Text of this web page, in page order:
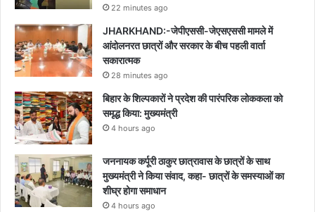
22 minutes ago
JHARKHAND:-जेपीएससी-जेएसएससी मामले में
आंदोलनरत छात्रों और सरकार के बीच पहली वार्ता
सकारात्मक
28 minutes ago
बिहार के शिल्पकारों ने प्रदेश की पारंपरिक लोककला को
समृद्ध किया: मुख्यमंत्री
4 hours ago
जननायक कर्पूरी ठाकुर छात्रावास के छात्रों के साथ
मुख्यमंत्री ने किया संवाद, कहा- छात्रों के समस्याओं का
शीघ्र होगा समाधान
4 hours ago